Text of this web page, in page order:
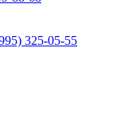
325-05-55